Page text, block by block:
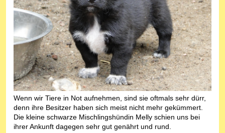
Wenn wir Tiere in Not aufnehmen, sind sie oftmals sehr dürr,
denn ihre Besitzer haben sich meist nicht mehr gekümmert.
Die kleine schwarze Mischlingshündin Melly schien uns bei
ihrer Ankunft dagegen sehr gut genährt und rund.